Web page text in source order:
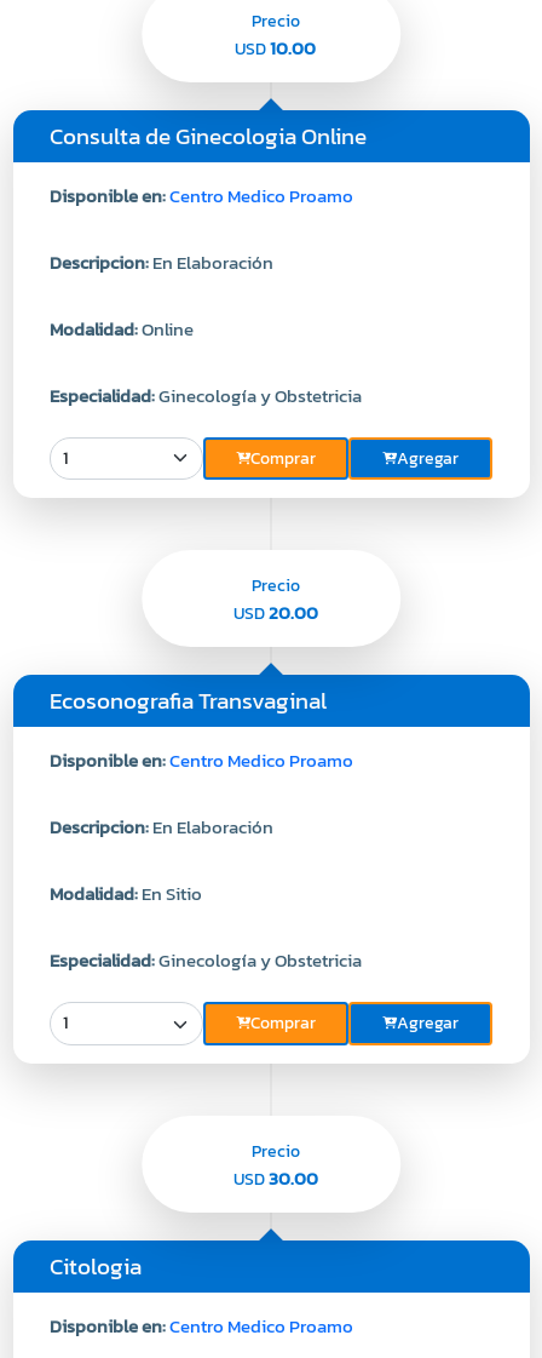
Consulta de Ginecologia Online
Disponible en:Centro Medico Proamo
Descripcion:En Elaboración
Modalidad:Online
Especialidad:Ginecología y Obstetricia
Comprar Agregar
Precio
USD10.00
Ecosonografia Transvaginal
Disponible en:Centro Medico Proamo
Descripcion:En Elaboración
Modalidad:En Sitio
Especialidad:Ginecología y Obstetricia
Comprar Agregar
Precio
USD20.00
Citologia
Disponible en:Centro Medico Proamo
Precio
USD30.00